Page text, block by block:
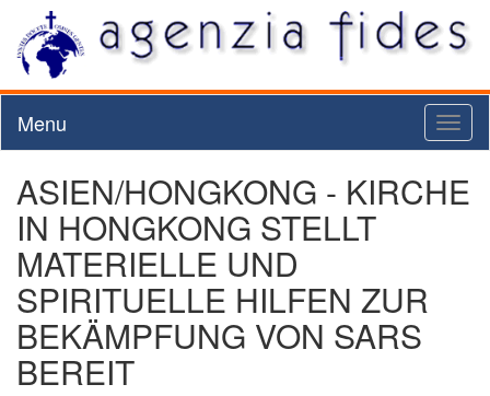
Menu
ASIEN/HONGKONG - KIRCHE
IN HONGKONG STELLT
MATERIELLE UND
SPIRITUELLE HILFEN ZUR
BEKÄMPFUNG VON SARS
BEREIT